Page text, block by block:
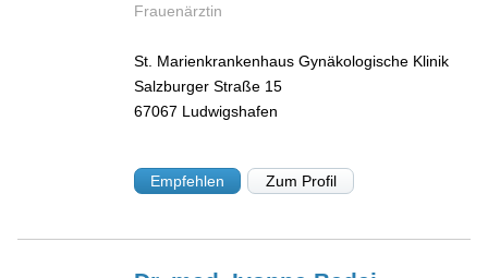
Frauenärztin
St. Marienkrankenhaus Gynäkologische Klinik
Salzburger Straße 15
67067 Ludwigshafen
Empfehlen Zum Profil